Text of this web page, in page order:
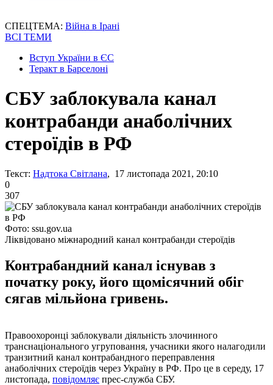
СПЕЦТЕМА: Війна в Ірані
ВСІ ТЕМИ
Вступ України в ЄС
Теракт в Барселоні
СБУ заблокувала канал
контрабанди анаболічних
стероїдів в РФ
Текст: Надтока Світлана, 17 листопада 2021, 20:10
0
307
Фото: ssu.gov.ua
Ліквідовано міжнародний канал контрабанди стероїдів
Контрабандний канал існував з
початку року, його щомісячний обіг
сягав мільйона гривень.
Правоохоронці заблокували діяльність злочинного
транснаціонального угруповання, учасники якого налагодили
транзитний канал контрабандного переправлення
анаболічних стероїдів через Україну в РФ. Про це в середу, 17
листопада, повідомляє прес-служба СБУ.